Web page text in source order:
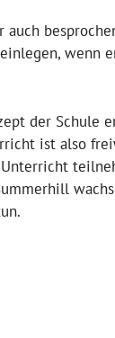
der Schule
ist also